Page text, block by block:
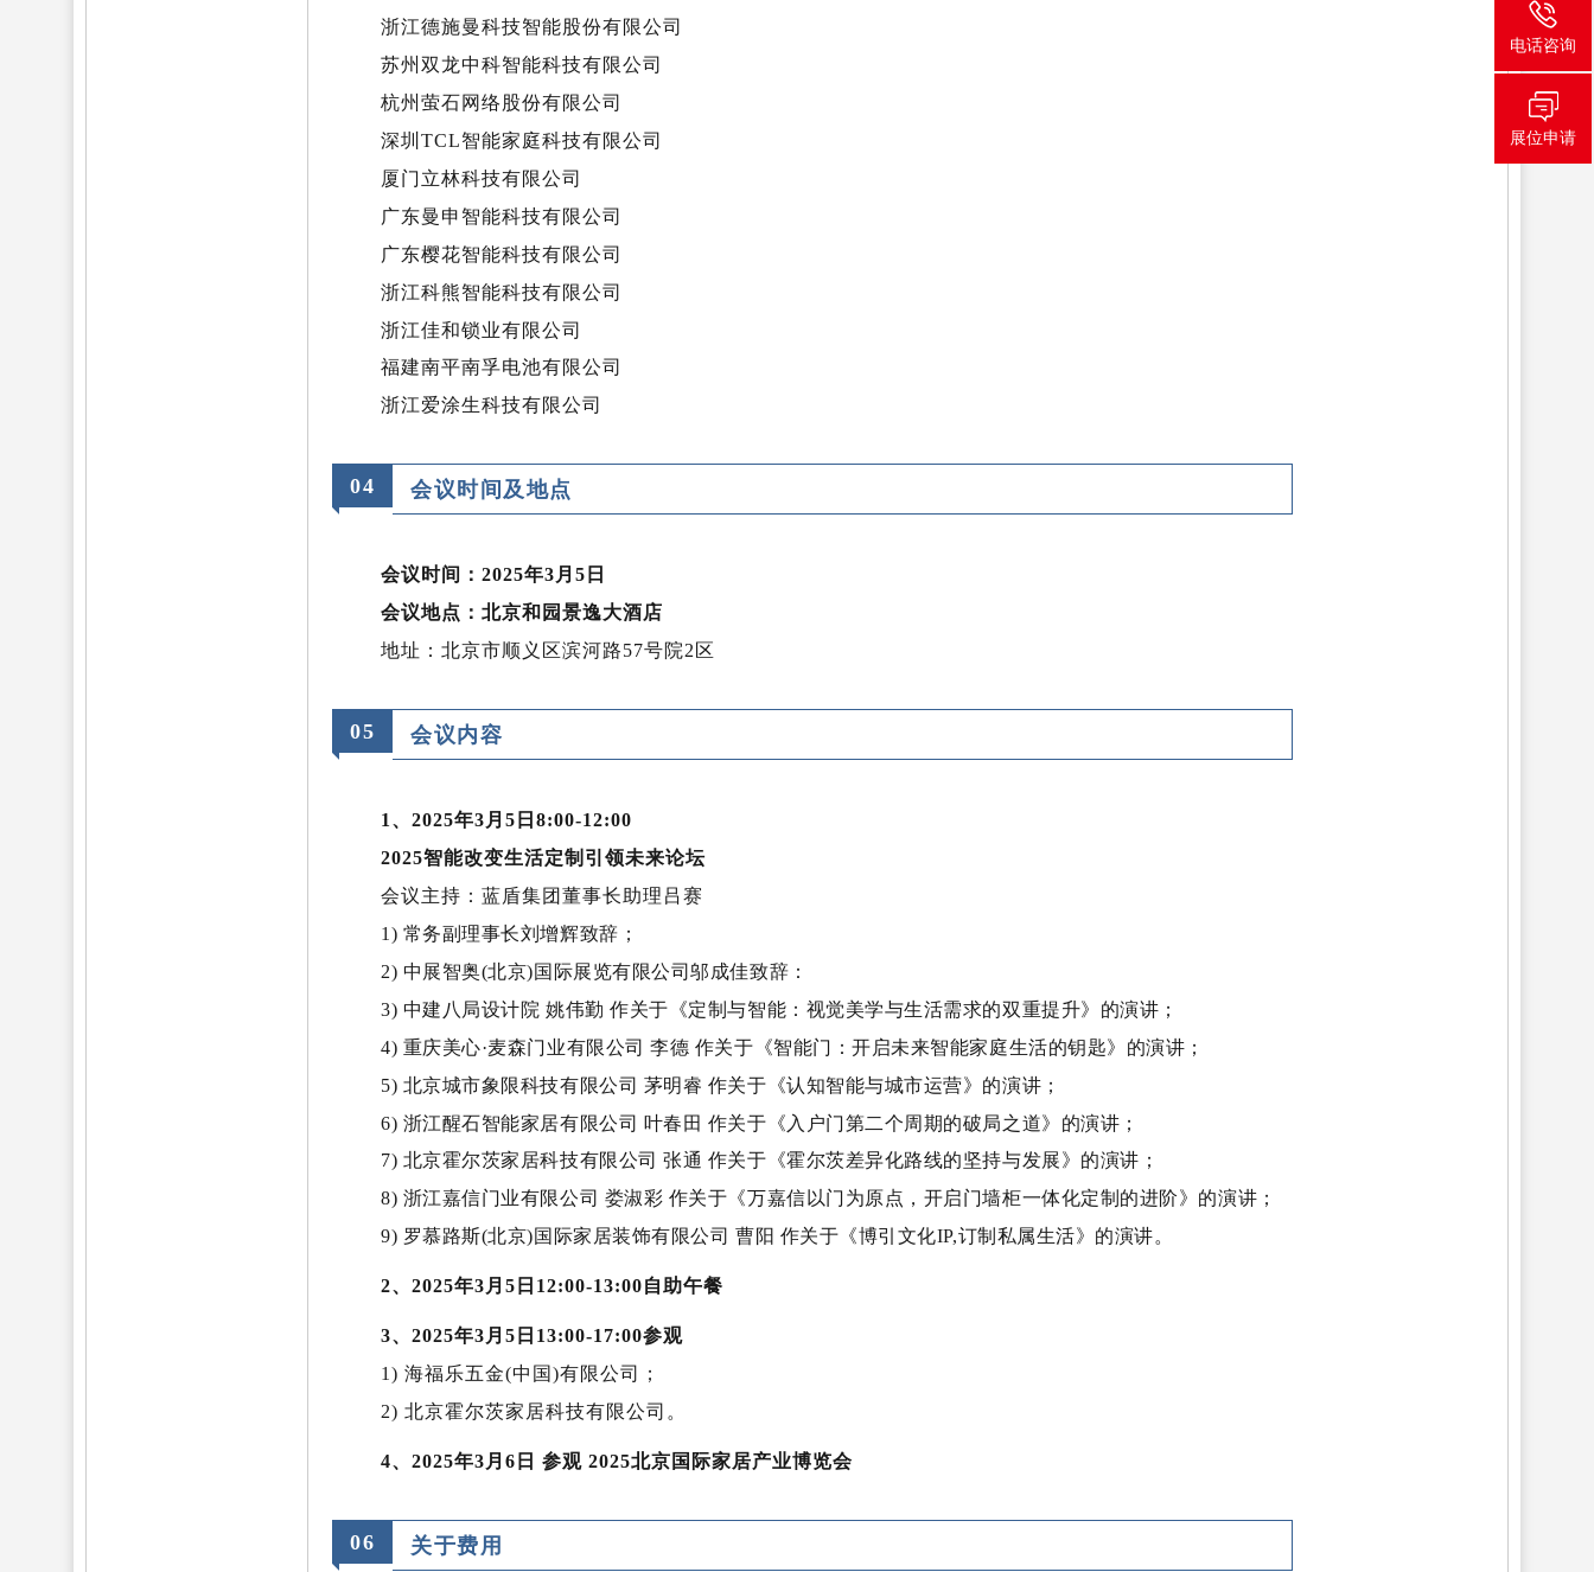
浙江德施曼科技智能股份有限公司
苏州双龙中科智能科技有限公司
杭州萤石网络股份有限公司
深圳TCL智能家庭科技有限公司
厦门立林科技有限公司
广东曼申智能科技有限公司
广东樱花智能科技有限公司
浙江科熊智能科技有限公司
浙江佳和锁业有限公司
福建南平南孚电池有限公司
浙江爱涂生科技有限公司
04 会议时间及地点
会议时间：2025年3月5日
会议地点：北京和园景逸大酒店
地址：北京市顺义区滨河路57号院2区
05 会议内容
1、2025年3月5日8:00-12:00
2025智能改变生活定制引领未来论坛
会议主持：蓝盾集团董事长助理吕赛
1) 常务副理事长刘增辉致辞；
2) 中展智奥(北京)国际展览有限公司邬成佳致辞：
3) 中建八局设计院 姚伟勤 作关于《定制与智能：视觉美学与生活需求的双重提升》的演讲；
4) 重庆美心·麦森门业有限公司 李德 作关于《智能门：开启未来智能家庭生活的钥匙》的演讲；
5) 北京城市象限科技有限公司 茅明睿 作关于《认知智能与城市运营》的演讲；
6) 浙江醒石智能家居有限公司 叶春田 作关于《入户门第二个周期的破局之道》的演讲；
7) 北京霍尔茨家居科技有限公司 张通 作关于《霍尔茨差异化路线的坚持与发展》的演讲；
8) 浙江嘉信门业有限公司 娄淑彩 作关于《万嘉信以门为原点，开启门墙柜一体化定制的进阶》的演讲；
9) 罗慕路斯(北京)国际家居装饰有限公司 曹阳 作关于《博引文化IP,订制私属生活》的演讲。
2、2025年3月5日12:00-13:00自助午餐
3、2025年3月5日13:00-17:00参观
1) 海福乐五金(中国)有限公司；
2) 北京霍尔茨家居科技有限公司。
4、2025年3月6日 参观 2025北京国际家居产业博览会
06 关于费用
电话咨询
展位申请